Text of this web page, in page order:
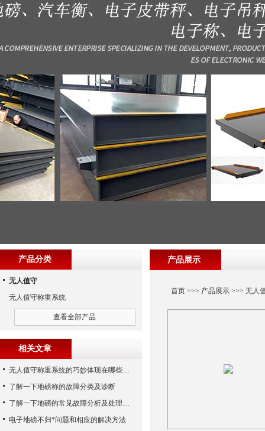
产品展示
首页>>> 产品展示>>> 无人
产品分类
无人值守
无人值守称重系统
查看全部产品
相关文章
无人值守称重系统的巧妙体现在哪些方面呢？
了解一下地磅称的故障分类及诊断
了解一下地磅的常见故障分析及处理方法
电子地磅不归*问题和相应的解决方法